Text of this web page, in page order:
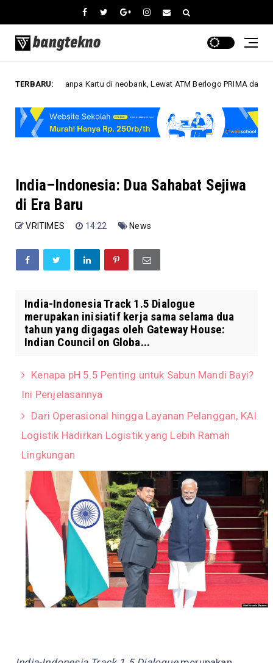
TERBARU:
Tanpa Kartu di neobank, Lewat ATM Berlogo PRIMA dan Indomaret
India–Indonesia: Dua Sahabat Sejiwa
di Era Baru
VRITIMES 14:22 News
India-Indonesia Track 1.5 Dialogue
merupakan inisiatif kerja sama selama dua
tahun yang digagas oleh Gateway House:
Indian Council on Globa...
Kenapa pH 5.5 Penting untuk Sabun Mandi Bayi?
Ini Penjelasannya
Dari Operasional hingga Layanan Pelanggan, KAI
Logistik Hadirkan Logistik yang Lebih Ramah
Lingkungan